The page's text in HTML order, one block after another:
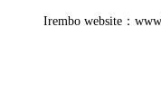
Irembo website：